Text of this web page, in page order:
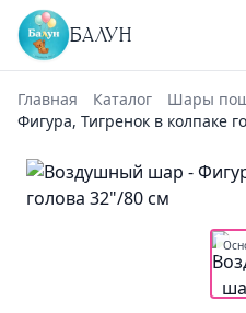
БАЛУН
Главная Каталог Шары
Фигура, Тигренок в колпаке